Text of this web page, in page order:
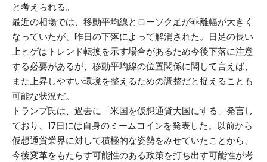
と考えられる。
最近の相場では、移動平均線とローソク足が乖離幅が大きく
なっていたが、昨日の下落によって解消された。日足の長い
上ヒゲはトレンド転換を示す場合があるため今後下落に注意
する必要があるが、移動平均線の位置関係に関して言えば、
また上昇しやすい環境を整えるための調整だと捉えることも
可能な状況だ。
トランプ氏は、過去に「米国を仮想通貨大国にする」発言し
ており、17日には自身のミームコインを発表した。以前から
仮想通貨業界に対して積極的な姿勢をみせていたことから、
今後変革をもたらす可能性のある政策を打ち出す可能性が考